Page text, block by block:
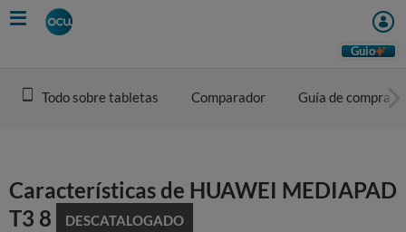
Skip
to
Guio
Todo sobre tabletas Comparador Guía de compra
Características de HUAWEI MEDIAPAD
T3 8
DESCATALOGADO